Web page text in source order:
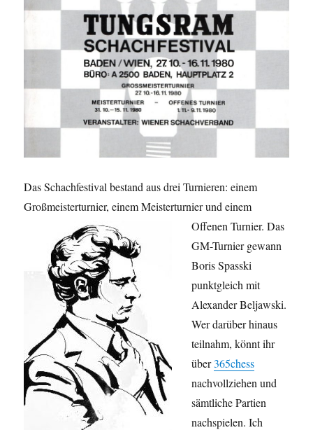
Das Schachfestival bestand aus drei Turnieren: einem
Großmeisterturnier, einemMeisterturnier und einem
Offenen Turnier. Das
GM-Turnier gewann
Boris Spasski
punktgleich mit
Alexander Beljawski.
Wer darüber hinaus
teilnahm, könnt ihr
über365chess
nachvollziehen und
sämtliche Partien
nachspielen. Ich